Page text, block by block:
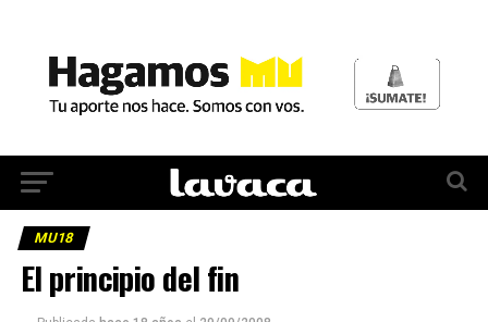
MU18
El principio del fin